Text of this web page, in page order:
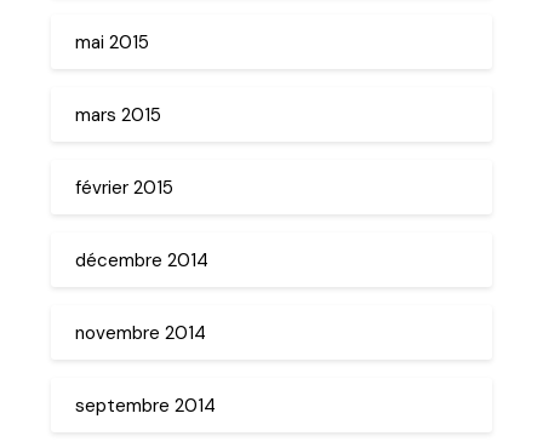
mai 2015
mars 2015
février 2015
décembre 2014
novembre 2014
septembre 2014